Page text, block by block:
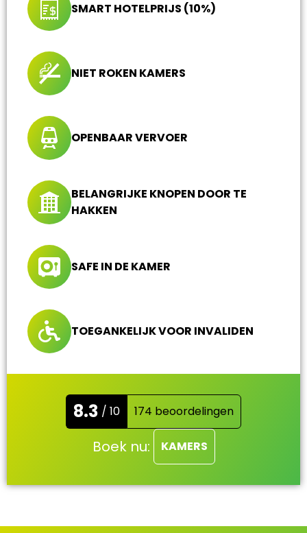
SMART HOTELPRIJS (10%)
NIET ROKEN KAMERS
OPENBAAR VERVOER
BELANGRIJKE KNOPEN DOOR TE
HAKKEN
SAFE IN DE KAMER
TOEGANKELIJK VOOR INVALIDEN
8.3 / 10 174 beoordelingen
Boek nu: KAMERS